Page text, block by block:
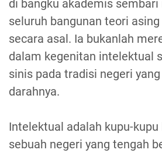
di bangku akademis
seluruh bangunan teori
secara asal. Ia bukanlah
dalam kegenitan intelektual
sinis pada tradisi negeri
darahnya.
Intelektual adalah kupu-kupu
sebuah negeri yang tengah